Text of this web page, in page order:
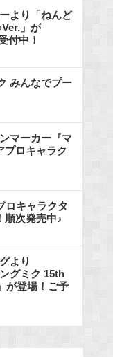
より「ねんど
」が
付中！
みんなでプー
マーカー『マ
プロキャラク
ロキャラクタ
順次発売中♪
より
グミク 15th
が登場！ご予